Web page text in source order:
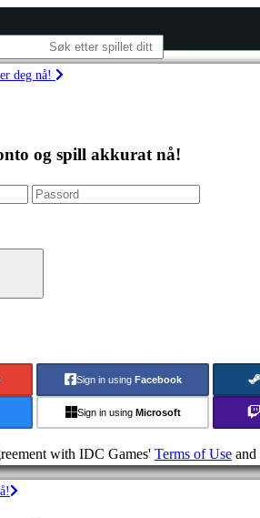
deg nå!
og spill akkurat nå!
Sign in using Facebook
Sign in using Microsoft
with IDC Games' Terms of Use and